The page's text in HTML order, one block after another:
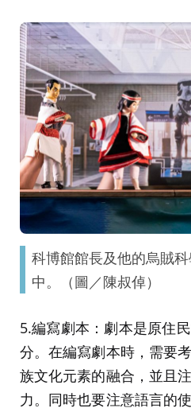
科博館館長及他的烏賊
中。（圖／陳叔倬）
5.編寫劇本：劇本是原住
分。在編寫劇本時，需要
族文化元素的融合，並且
力。同時也要注意語言的